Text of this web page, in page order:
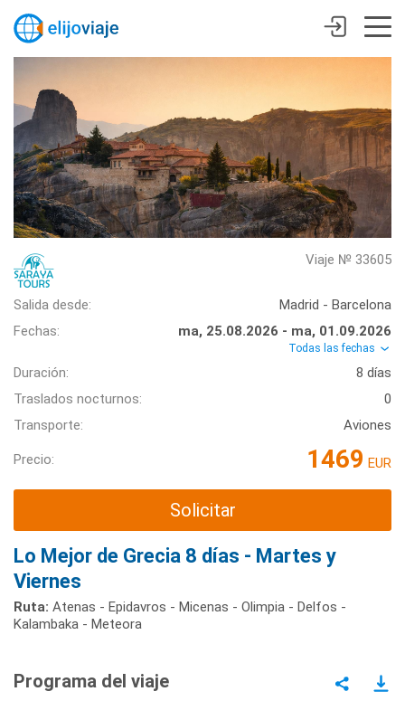
Viaje № 33605
Salida desde:
Madrid - Barcelona
Fechas:
ma, 25.08.2026 - ma, 01.09.2026
Todas las fechas
Duración:
8 días
Traslados nocturnos:
0
Transporte:
Aviones
Precio: 1469 EUR
Solicitar
Lo Mejor de Grecia 8 días - Martes y
Viernes
Ruta: Atenas - Epidavros - Micenas - Olimpia - Delfos -
Kalambaka - Meteora
Programa del viaje